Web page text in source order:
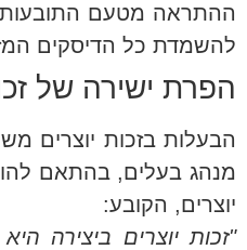
ההתראה מטעם התובעות
להשמדת כל הדיסקים
הפרת ישירה של
הבעלות בזכות יוצרים
יוצרים, הקובע:
"זכות יוצרים ביצירה